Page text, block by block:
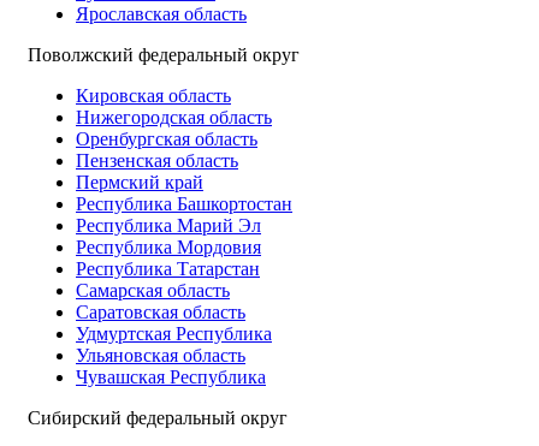
Ярославская область
Поволжский федеральный округ
Кировская область
Нижегородская область
Оренбургская область
Пензенская область
Пермский край
Республика Башкортостан
Республика Марий Эл
Республика Мордовия
Республика Татарстан
Самарская область
Саратовская область
Удмуртская Республика
Ульяновская область
Чувашская Республика
Сибирский федеральный округ